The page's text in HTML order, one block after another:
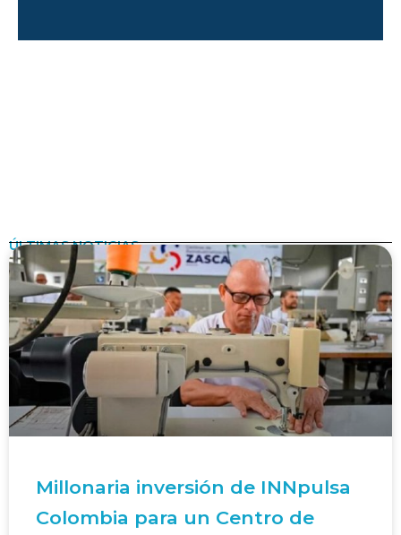
ÚLTIMAS NOTICIAS
Millonaria inversión de INNpulsa
Colombia para un Centro de